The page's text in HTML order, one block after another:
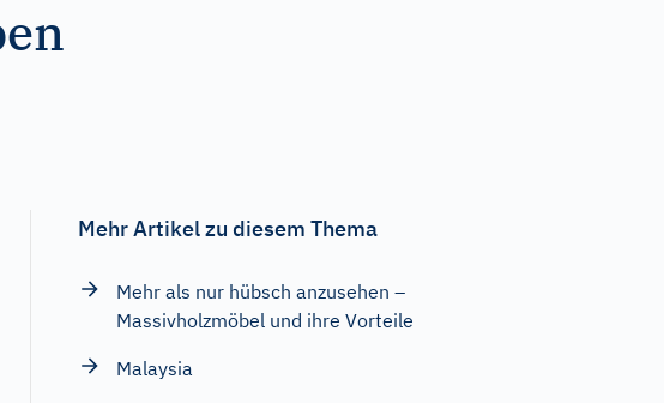
Mehr Artikel zu diesem Thema
Mehr als nur hübsch anzusehen –
Massivholzmöbel und ihre Vorteile
Malaysia